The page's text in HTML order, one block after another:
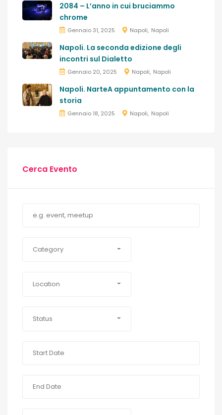
2084 – L’anno in cui bruciammo
chrome
Gennaio 31, 2025 Napoli Napoli
Napoli. La seconda edizione degli
incontri sul Dialetto
Gennaio 20, 2025 Napoli Napoli
Napoli. NarteA appuntamento con la
storia
Gennaio 18, 2025 Napoli Napoli
Cerca Evento
Category
Location
Status